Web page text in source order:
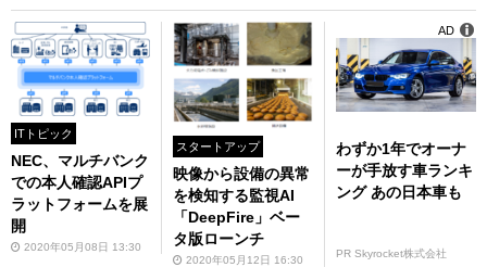
ITトピック
NEC、マルチバンク
での本人確認APIプ
ラットフォームを展
開
2020年05月08日 13:30
スタートアップ
映像から設備の異常
を検知する監視AI
「DeepFire」ベー
タ版ローンチ
2020年05月12日 16:30
わずか1年でオーナ
ーが手放す車ランキ
ング あの日本車も
PR Skyrocket株式会社
AD